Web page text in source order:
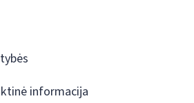
informacija